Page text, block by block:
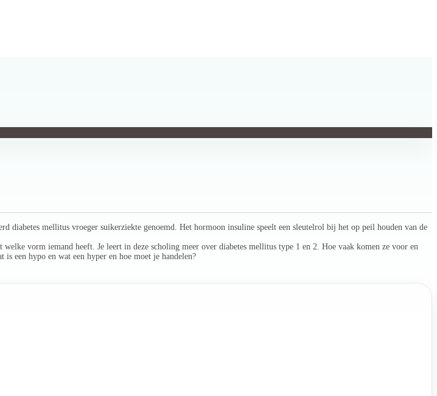
diabetes mellitus vroeger suikerziekte genoemd. Het hormoon insuline speelt een sleutelrol bij het op peil houden van de
vorm iemand heeft. Je leert in deze scholing meer over diabetes mellitus type 1 en 2. Hoe vaak komen ze voor en
een hypo en wat een hyper en hoe moet je handelen?